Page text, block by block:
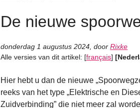
De nieuwe
donderdag 1 augustus 2024 door Rixke
Alle versies van dit artikel: [français]
Hier hebt u dan de nieuwe
reeks van het type „Elektrische en
Zuidverbinding” die niet meer zal